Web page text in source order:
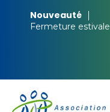
Nouveauté
Fermeture estivale